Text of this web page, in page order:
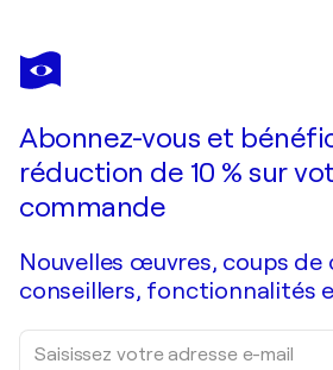
KRISTIN KOSSI
Dom Perignon
Abonnez-vous et
réduction de 10 % sur
commande
Nouvelles œuvres, coups
conseillers, fonctionnalités